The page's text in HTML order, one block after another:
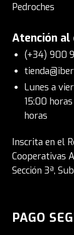
Pedroches
Atención al
(+34) 900
Lunes a
15:00
horas
Inscrita en el
Cooperativas
Sección 3ª,
PAGO